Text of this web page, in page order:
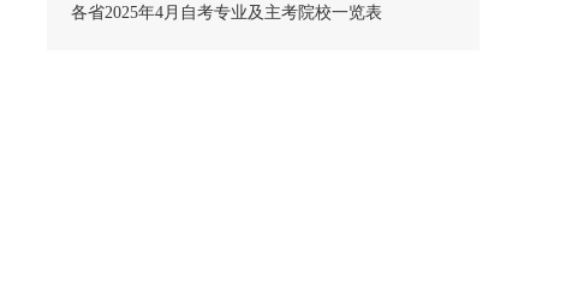
各省2025年4月自考专业及主考院校一览表